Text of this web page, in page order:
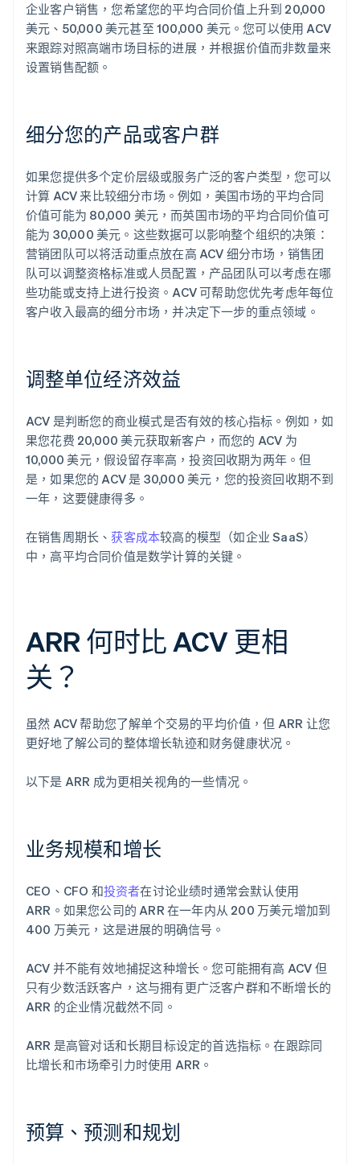
企业客户销售，您希望您的平均合同价值上升到 20,000
美元、50,000 美元甚至 100,000 美元。您可以使用 ACV
来跟踪对照高端市场目标的进展，并根据价值而非数量来
设置销售配额。
细分您的产品或客户群
如果您提供多个定价层级或服务广泛的客户类型，您可以
计算 ACV 来比较细分市场。例如，美国市场的平均合同
价值可能为 80,000 美元，而英国市场的平均合同价值可
能为 30,000 美元。这些数据可以影响整个组织的决策：
营销团队可以将活动重点放在高 ACV 细分市场，销售团
队可以调整资格标准或人员配置，产品团队可以考虑在哪
些功能或支持上进行投资。ACV 可帮助您优先考虑年每位
客户收入最高的细分市场，并决定下一步的重点领域。
调整单位经济效益
ACV 是判断您的商业模式是否有效的核心指标。例如，如
果您花费 20,000 美元获取新客户，而您的 ACV 为
10,000 美元，假设留存率高，投资回收期为两年。但
是，如果您的 ACV 是 30,000 美元，您的投资回收期不到
一年，这要健康得多。
在销售周期长、获客成本较高的模型（如企业 SaaS）
中，高平均合同价值是数学计算的关键。
ARR 何时比 ACV 更相
关？
虽然 ACV 帮助您了解单个交易的平均价值，但 ARR 让您
更好地了解公司的整体增长轨迹和财务健康状况。
以下是 ARR 成为更相关视角的一些情况。
业务规模和增长
CEO、CFO 和投资者在讨论业绩时通常会默认使用
ARR。如果您公司的 ARR 在一年内从 200 万美元增加到
400 万美元，这是进展的明确信号。
ACV 并不能有效地捕捉这种增长。您可能拥有高 ACV 但
只有少数活跃客户，这与拥有更广泛客户群和不断增长的
ARR 的企业情况截然不同。
ARR 是高管对话和长期目标设定的首选指标。在跟踪同
比增长和市场牵引力时使用 ARR。
预算、预测和规划